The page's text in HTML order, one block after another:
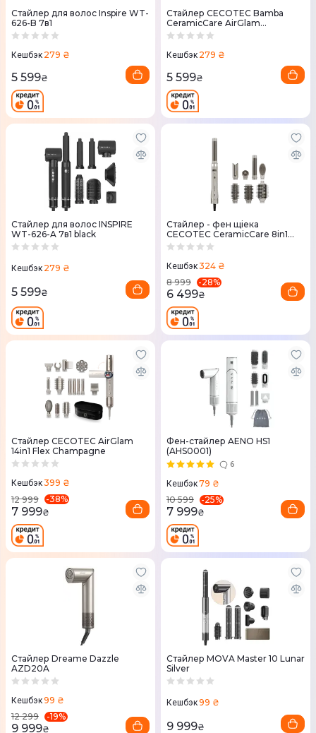
Стайлер для волос Inspire WT-
626-B 7в1
Кешбэк 279 ₴
5 599₴
Стайлер CECOTEC Bamba
CeramicCare AirGlam
Champagne
Кешбэк 279 ₴
5 599₴
Стайлер для волос INSPIRE
WT-626-A 7в1 black
Кешбэк 279 ₴
5 599₴
Стайлер - фен щіека
CECOTEC CeramicCare 8in1
AirGlam Gyro Champagne
Кешбэк324 ₴
8 999
-28%
6 499₴
Стайлер CECOTEC AirGlam
14in1 Flex Champagne
Кешбэк399 ₴
12 999
-38%
7 999₴
Фен-стайлер AENO HS1
(AHS0001)
6
Кешбэк79 ₴
10 599
-25%
7 999₴
Стайлер Dreame Dazzle
AZD20A
Кешбэк99 ₴
12 299
-19%
9 999₴
Стайлер MOVA Master 10 Lunar
Silver
Кешбэк99 ₴
9 999₴